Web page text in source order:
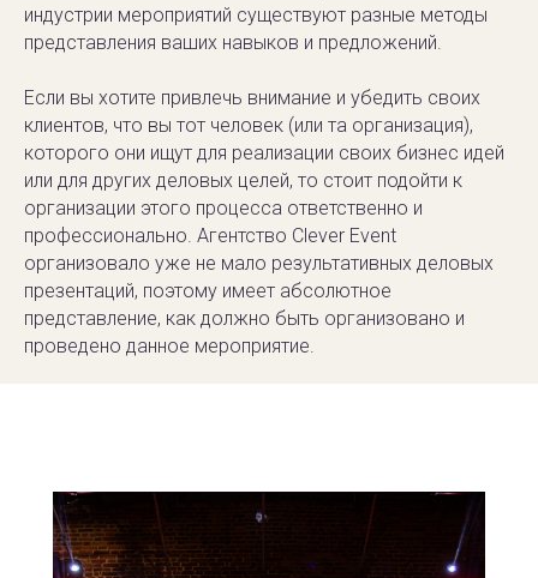
индустрии мероприятий существуют разные методы
представления ваших навыков и предложений.
Если вы хотите привлечь внимание и убедить своих
клиентов, что вы тот человек (или та организация),
которого они ищут для реализации своих бизнес идей
или для других деловых целей, то стоит подойти к
организации этого процесса ответственно и
профессионально. Агентство Clever Event
организовало уже не мало результативных деловых
презентаций, поэтому имеет абсолютное
представление, как должно быть организовано и
проведено данное мероприятие.